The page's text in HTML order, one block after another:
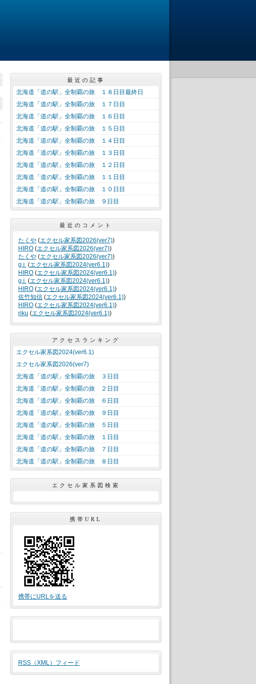
最近の記事
北海道「道の駅」全制覇の旅 １８日目最終日
北海道「道の駅」全制覇の旅 １７日目
北海道「道の駅」全制覇の旅 １６日目
北海道「道の駅」全制覇の旅 １５日目
北海道「道の駅」全制覇の旅 １４日目
北海道「道の駅」全制覇の旅 １３日目
北海道「道の駅」全制覇の旅 １２日目
北海道「道の駅」全制覇の旅 １１日目
北海道「道の駅」全制覇の旅 １０日目
北海道「道の駅」全制覇の旅 ９日目
最近のコメント
たくや (エクセル家系図2026(ver7))
HIRO (エクセル家系図2026(ver7))
たくや (エクセル家系図2026(ver7))
g.i. (エクセル家系図2024(ver6.1))
HIRO (エクセル家系図2024(ver6.1))
g.i. (エクセル家系図2024(ver6.1))
HIRO (エクセル家系図2024(ver6.1))
佐竹知信 (エクセル家系図2024(ver6.1))
HIRO (エクセル家系図2024(ver6.1))
riku (エクセル家系図2024(ver6.1))
アクセスランキング
エクセル家系図2024(ver6.1)
エクセル家系図2026(ver7)
北海道「道の駅」全制覇の旅 ３日目
北海道「道の駅」全制覇の旅 ２日目
北海道「道の駅」全制覇の旅 ６日目
北海道「道の駅」全制覇の旅 ９日目
北海道「道の駅」全制覇の旅 ５日目
北海道「道の駅」全制覇の旅 １日目
北海道「道の駅」全制覇の旅 ７日目
北海道「道の駅」全制覇の旅 ８日目
エクセル家系図検索
携帯URL
携帯にURLを送る
RSS（XML）フィード